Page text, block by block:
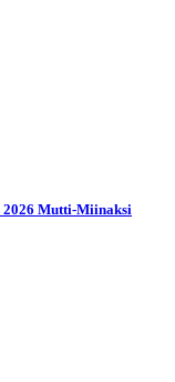
Mutti-Miinaksi